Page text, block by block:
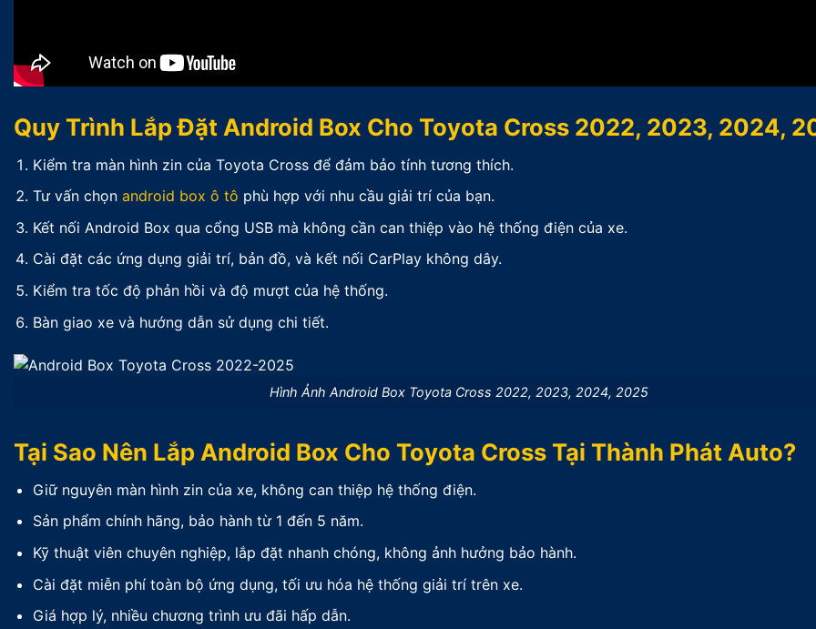
Quy Trình Lắp Đặt Android Box Cho Toyota Cross 2022, 2023, 2024,
Kiểm tra màn hình zin của Toyota Cross để đảm bảo tính tương thích.
Tư vấn chọn android box ô tô phù hợp với nhu cầu giải trí của bạn.
Kết nối Android Box qua cổng USB mà không cần can thiệp vào hệ thống điện của xe.
Cài đặt các ứng dụng giải trí, bản đồ, và kết nối CarPlay không dây.
Kiểm tra tốc độ phản hồi và độ mượt của hệ thống.
Bàn giao xe và hướng dẫn sử dụng chi tiết.
Hình Ảnh Android Box Toyota Cross 2022, 2023, 2024, 2025
Tại Sao Nên Lắp Android Box Cho Toyota Cross Tại Thành Phát Auto?
Giữ nguyên màn hình zin của xe, không can thiệp hệ thống điện.
Sản phẩm chính hãng, bảo hành từ 1 đến 5 năm.
Kỹ thuật viên chuyên nghiệp, lắp đặt nhanh chóng, không ảnh hưởng bảo hành.
Cài đặt miễn phí toàn bộ ứng dụng, tối ưu hóa hệ thống giải trí trên xe.
Giá hợp lý, nhiều chương trình ưu đãi hấp dẫn.